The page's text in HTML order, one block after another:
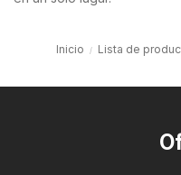
Inicio Lista de